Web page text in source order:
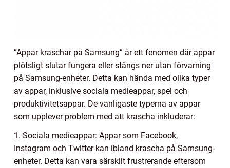
”Appar kraschar på Samsung” är ett fenomen där appar
plötsligt slutar fungera eller stängs ner utan förvarning
på Samsung-enheter. Detta kan hända med olika typer
av appar, inklusive sociala medieappar, spel och
produktivitetsappar. De vanligaste typerna av appar
som upplever problem med att krascha inkluderar:
1. Sociala medieappar: Appar som Facebook,
Instagram och Twitter kan ibland krascha på Samsung-
enheter. Detta kan vara särskilt frustrerande eftersom